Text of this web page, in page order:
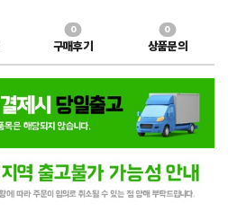
구매후기
0
상품문의
0